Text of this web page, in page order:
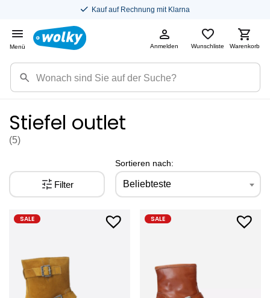
Kauf auf Rechnung mit Klarna
Menü Anmelden Wunschliste Warenkorb
Stiefel outlet
(5)
Sortieren nach:
Beliebteste
Filter
SALE SALE